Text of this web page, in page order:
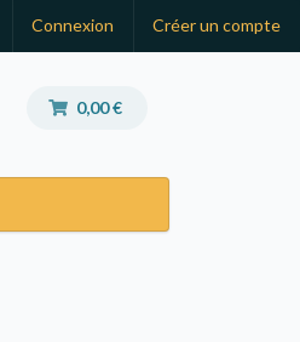
Connexion Créer un compte
0,00 €